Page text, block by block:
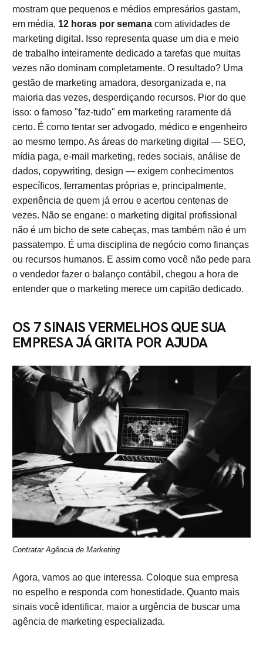
mostram que pequenos e médios empresários gastam,
em média, 12 horas por semana com atividades de
marketing digital. Isso representa quase um dia e meio
de trabalho inteiramente dedicado a tarefas que muitas
vezes não dominam completamente. O resultado? Uma
gestão de marketing amadora, desorganizada e, na
maioria das vezes, desperdiçando recursos. Pior do que
isso: o famoso "faz-tudo" em marketing raramente dá
certo. É como tentar ser advogado, médico e engenheiro
ao mesmo tempo. As áreas do marketing digital — SEO,
mídia paga, e-mail marketing, redes sociais, análise de
dados, copywriting, design — exigem conhecimentos
específicos, ferramentas próprias e, principalmente,
experiência de quem já errou e acertou centenas de
vezes. Não se engane: o marketing digital profissional
não é um bicho de sete cabeças, mas também não é um
passatempo. É uma disciplina de negócio como finanças
ou recursos humanos. E assim como você não pede para
o vendedor fazer o balanço contábil, chegou a hora de
entender que o marketing merece um capitão dedicado.
OS 7 SINAIS VERMELHOS QUE SUA
EMPRESA JÁ GRITA POR AJUDA
Contratar Agência de Marketing
Agora, vamos ao que interessa. Coloque sua empresa
no espelho e responda com honestidade. Quanto mais
sinais você identificar, maior a urgência de buscar uma
agência de marketing especializada.